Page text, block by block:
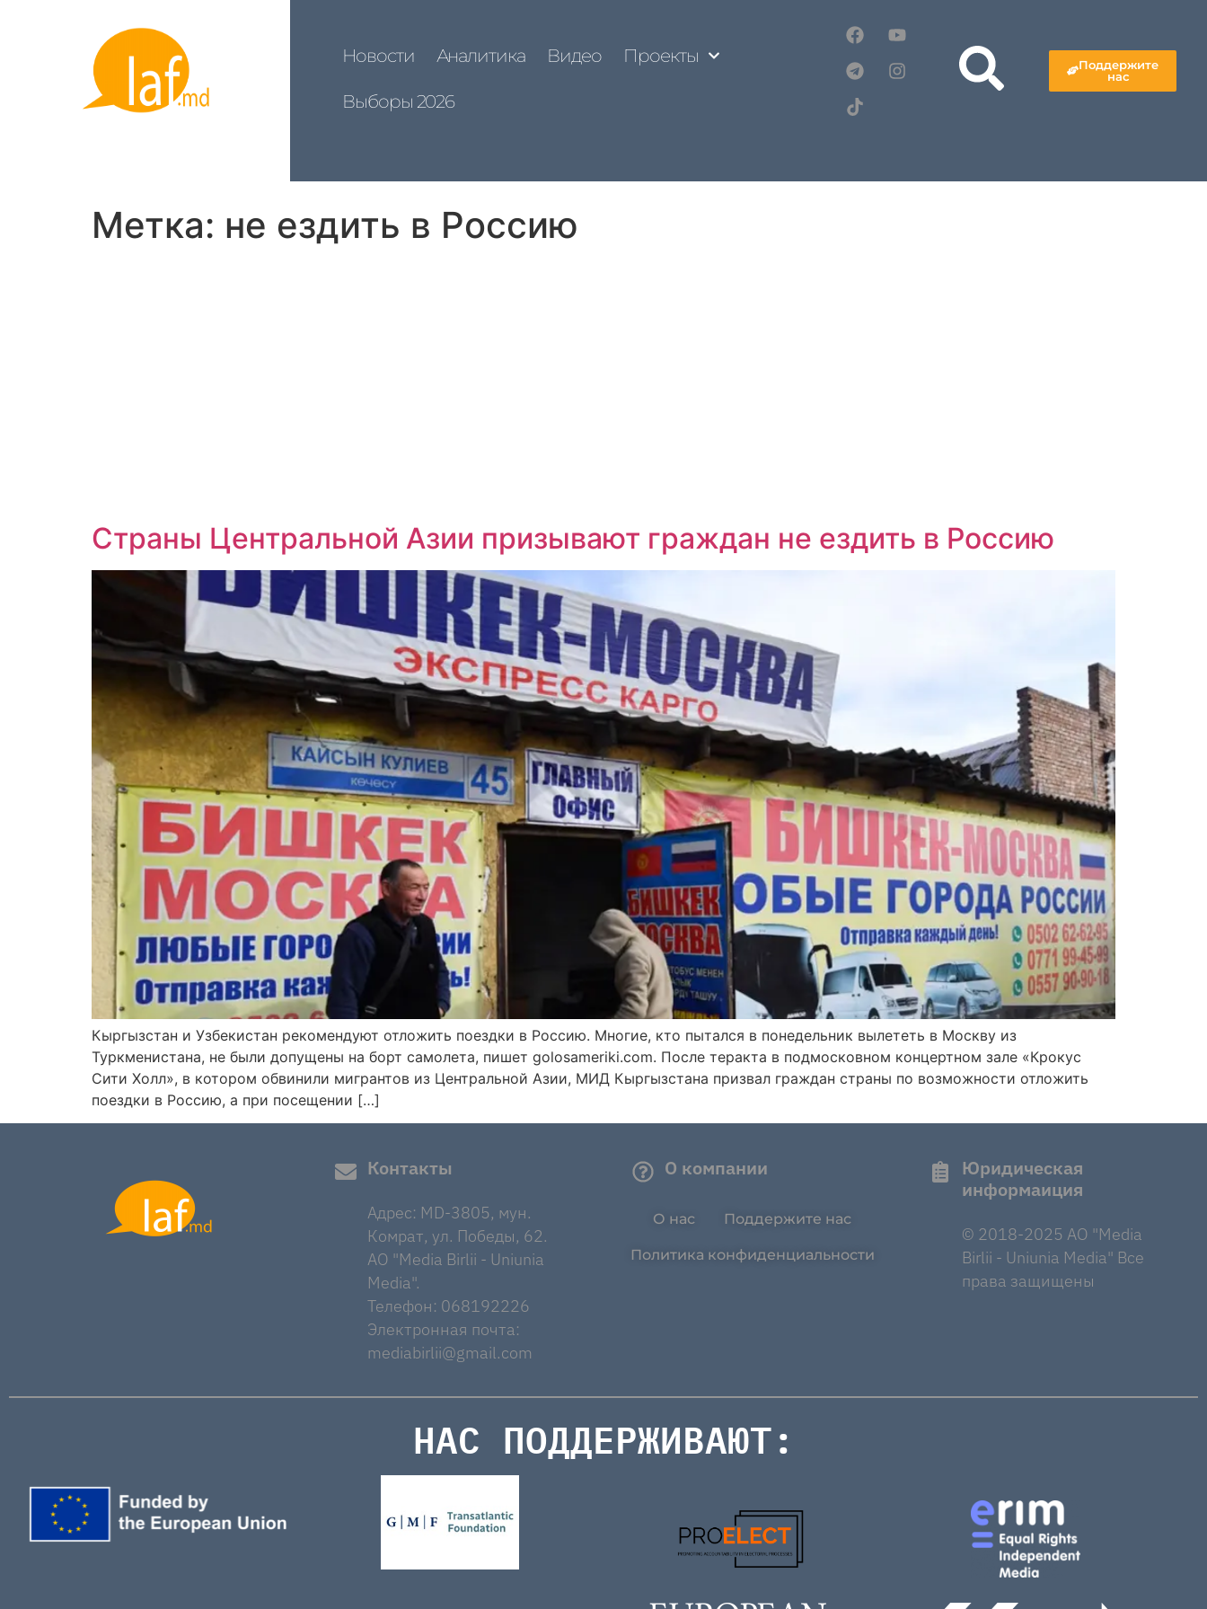
Новости Аналитика Видео Проекты
Выборы 2026
Поддержите
нас
Метка: не ездить в Россию
Страны Центральной Азии призывают граждан не ездить в Россию
Кыргызстан и Узбекистан рекомендуют отложить поездки в Россию. Многие, кто пытался в понедельник вылететь в Москву из
Туркменистана, не были допущены на борт самолета, пишет golosameriki.com. После теракта в подмосковном концертном зале «Крокус
Сити Холл», в котором обвинили мигрантов из Центральной Азии, МИД Кыргызстана призвал граждан страны по возможности отложить
поездки в Россию, а при посещении […]
Контакты
Адрес: MD-3805, мун.
Комрат, ул. Победы, 62.
AO "Media Birlii - Uniunia
Media".
Телефон: 068192226
Электронная почта:
mediabirlii@gmail.com
О компании
О нас Поддержите нас
Политика конфиденциальности
Юридическая
информаиция
© 2018-2025 AO "Media
Birlii - Uniunia Media" Все
права защищены
НАС ПОДДЕРЖИВАЮТ: